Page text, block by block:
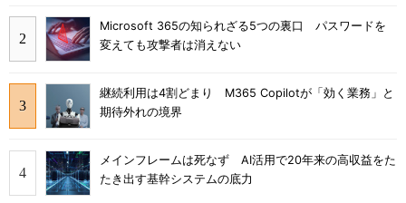
Microsoft 365の知られざる5つの裏口 パスワードを
変えても攻撃者は消えない
継続利用は4割どまり M365 Copilotが「効く業務」と
期待外れの境界
メインフレームは死なず AI活用で20年来の高収益をた
たき出す基幹システムの底力